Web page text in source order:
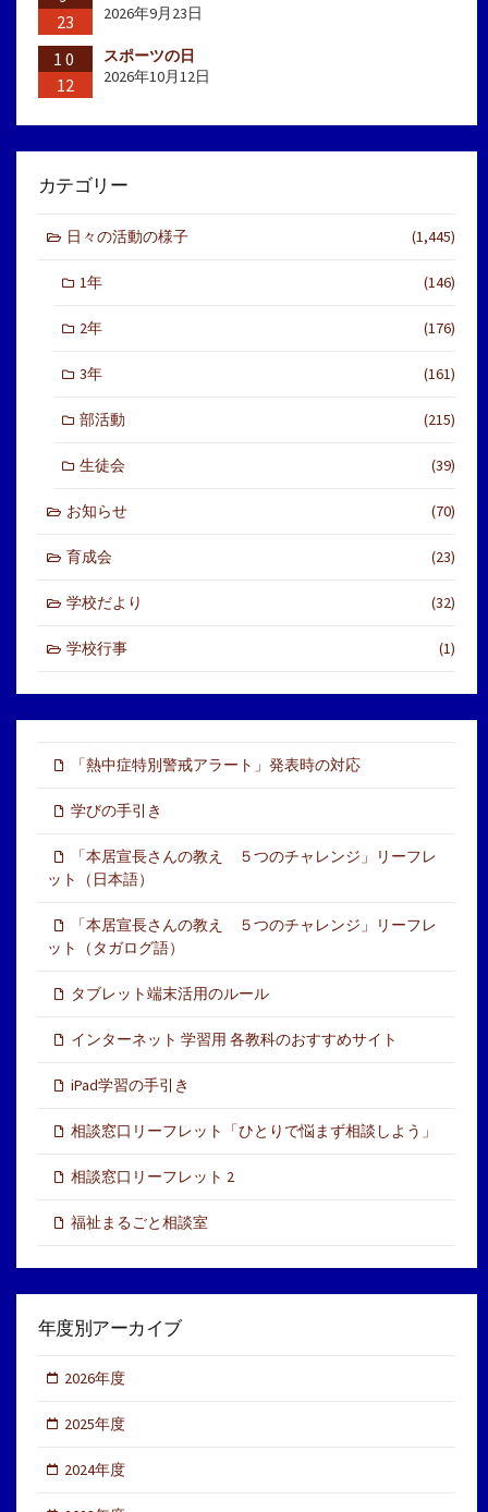
23
2026年9月23日
10
12
スポーツの日
2026年10月12日
カテゴリー
日々の活動の様子 (1,445)
1年 (146)
2年 (176)
3年 (161)
部活動 (215)
生徒会 (39)
お知らせ (70)
育成会 (23)
学校だより (32)
学校行事 (1)
「熱中症特別警戒アラート」発表時の対応
学びの手引き
「本居宣長さんの教え ５つのチャレンジ」リーフレ
ット（日本語）
「本居宣長さんの教え ５つのチャレンジ」リーフレ
ット（タガログ語）
タブレット端末活用のルール
インターネット 学習用 各教科のおすすめサイト
iPad学習の手引き
相談窓口リーフレット「ひとりで悩まず相談しよう」
相談窓口リーフレット 2
福祉まるごと相談室
年度別アーカイブ
2026年度
2025年度
2024年度